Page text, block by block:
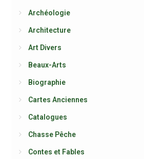
Archéologie
Architecture
Art Divers
Beaux-Arts
Biographie
Cartes Anciennes
Catalogues
Chasse Pêche
Contes et Fables